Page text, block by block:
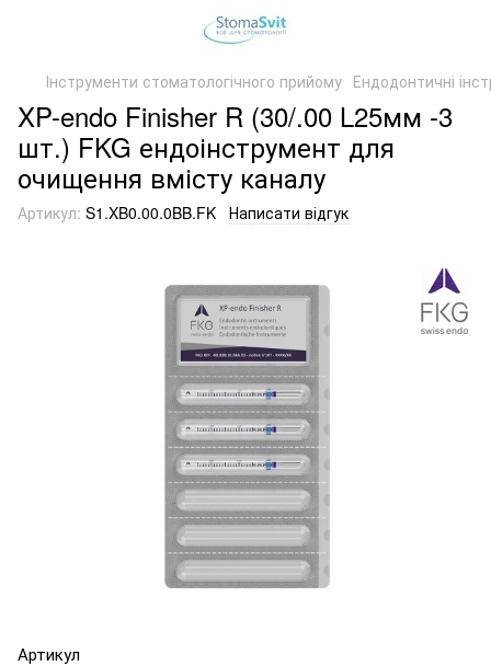
Інструменти стоматологічного прийому Ендодонтичні
XP-endo Finisher R (30/.00 L25мм -3
шт.) FKG ендоінструмент для
очищення вмісту каналу
Артикул: S1.XB0.00.0BB.FK Написати відгук
Артикул